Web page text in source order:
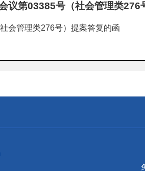
议第03385号（社会管理类276
会管理类276号）提案答复的函